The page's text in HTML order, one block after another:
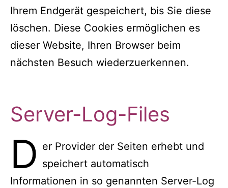
Ihrem Endgerät gespeichert, bis Sie diese
löschen. Diese Cookies ermöglichen es
dieser Website, Ihren Browser beim
nächsten Besuch wiederzuerkennen.
Server-Log-Files
D er Provider der Seiten erhebt und
speichert automatisch
Informationen in so genannten Server-Log